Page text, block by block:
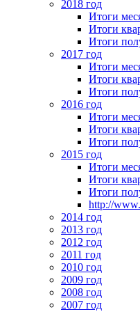
2018 год
Итоги
Итоги
Итоги
2017 год
Итоги
Итоги
Итоги
2016 год
Итоги
Итоги
Итоги
2015 год
Итоги
Итоги
Итоги
http://
2014 год
2013 год
2012 год
2011 год
2010 год
2009 год
2008 год
2007 год